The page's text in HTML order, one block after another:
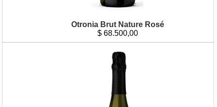
Otronia Brut Nature Rosé
$ 68.500,00